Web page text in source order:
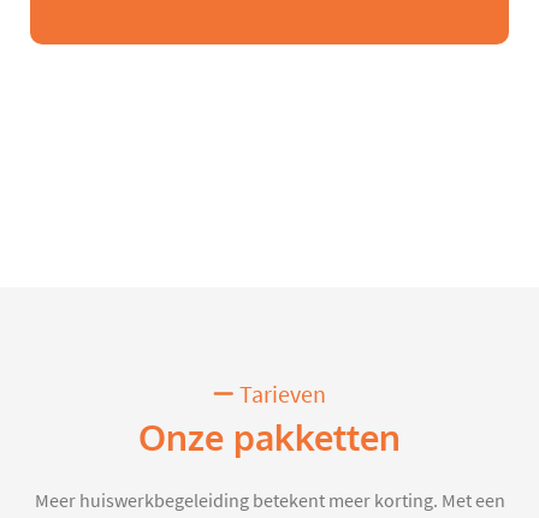
Tarieven
Onze pakketten
Meer huiswerkbegeleiding betekent meer korting. Met een